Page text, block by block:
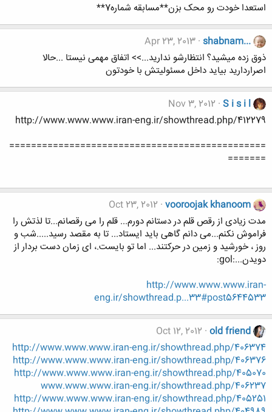
استعدا خودت رو محک بزن**مسابقه شماره7**
shabnam...
Apr 23, 2013
ذوق زده میشید؟ انتظارشو ندارید...>> اتفاق مهمی نیستا ...حالا
اصراردارید بیاید داخل مسئولیتش با خودتون
S i s i l
Nov 3, 2012
http://www.www.www.iran-eng.ir/showthread.php/412279
===============================================
=======
vooroojak khanoom
Oct 23, 2012
مدت زیادی از رقص قلم در دستانم دورم... قلم را می رقصانم...تا لذتش را
فراموش نکنم...می دانم گاهی باید ایستاد... تا به مقصد رسید.....شب و
روز ، خورشید و زمین در حرکتند... اما تو بایست.، ای زمان دست بردار از
دویدن...:gol:
http://www.www.www.iran-
eng.ir/showthread.p...33#post5644533
old friend
Oct 12, 2012
http://www.www.www.iran-eng.ir/showthread.php/406374
http://www.www.www.iran-eng.ir/showthread.php/406376
http://www.www.www.iran-eng.ir/showthread.php/405070
www.www.www.iran-eng.ir/showthread.php/406237
http://www.www.www.iran-eng.ir/showthread.php/405251